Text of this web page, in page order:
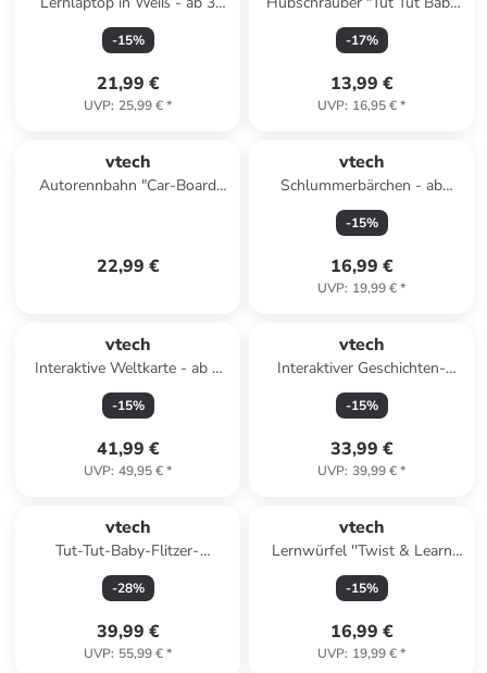
Jahren
-15%
21,99 €
UVP: 25,99 €*
Flitzer" - ab 12 Monaten
-17%
13,99 €
UVP: 16,95 €*
vtech
Autorennbahn "Car-Board
22,99 €
vtech
Schlummerbärchen - ab
Geburt
-15%
16,99 €
UVP: 19,99 €*
vtech
Interaktive Weltkarte - ab 6
Jahren
-15%
41,99 €
UVP: 49,95 €*
vtech
Interaktiver Geschichten-
Freund Marshall - ab 3 Jahren
-15%
33,99 €
UVP: 39,99 €*
vtech
Tut-Tut-Baby-Flitzer-
Einkaufszentrum "Minnies
Einkaufsabenteuer" - ab 12
-28%
39,99 €
UVP: 55,99 €*
vtech
Lernwürfel ''Twist & Learn
Princess-Würfel'' - ab 4
Jahren
-15%
16,99 €
UVP: 19,99 €*